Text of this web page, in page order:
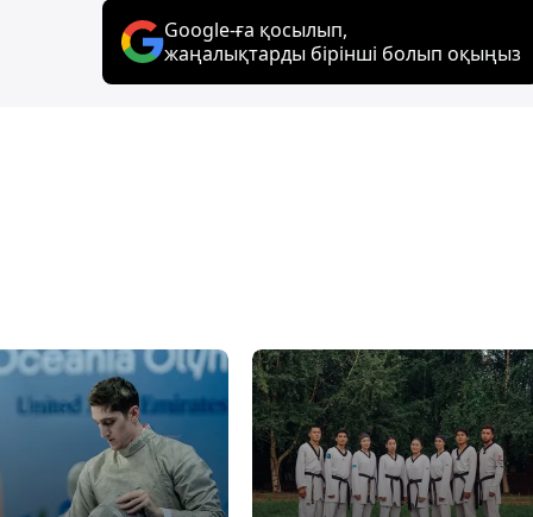
Google-ға қосылып,
жаңалықтарды бірінші болып оқыңыз